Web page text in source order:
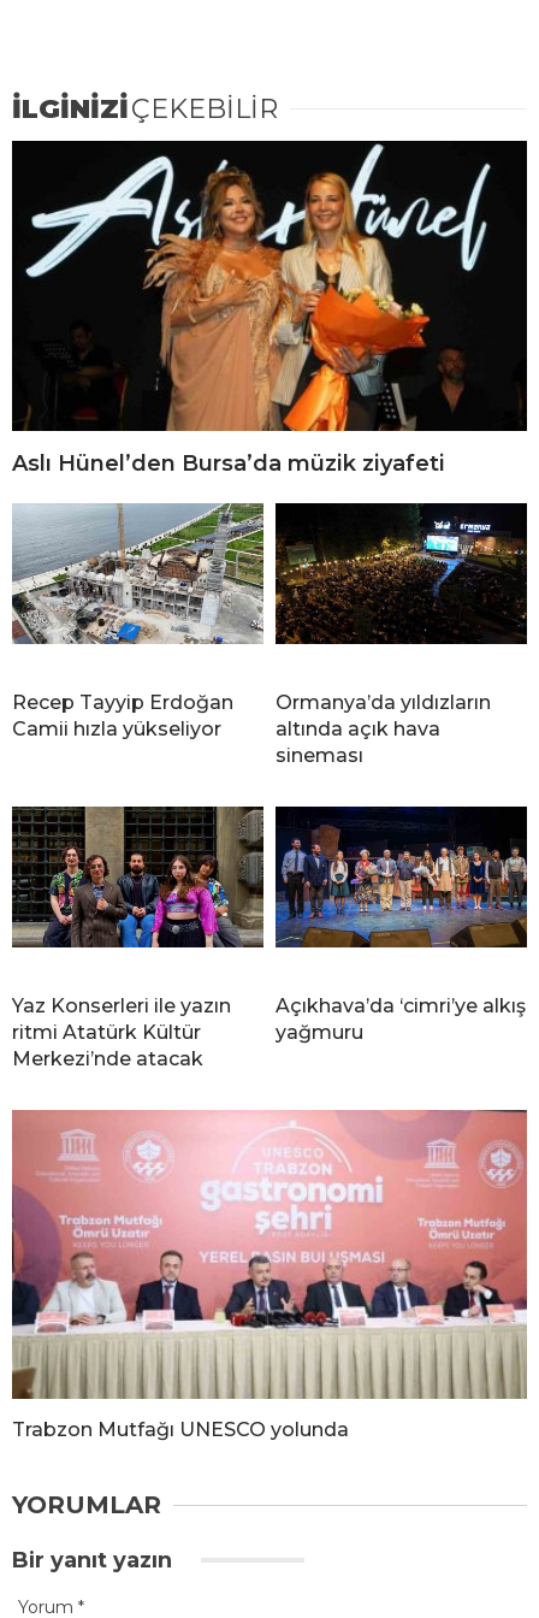
İLGİNİZİÇEKEBİLİR
Aslı Hünel’den Bursa’da müzik ziyafeti
Recep Tayyip Erdoğan
Camii hızla yükseliyor
Ormanya’da yıldızların
altında açık hava
sineması
Yaz Konserleri ile yazın
ritmi Atatürk Kültür
Merkezi’nde atacak
Açıkhava’da ‘cimri’ye alkış
yağmuru
Trabzon Mutfağı UNESCO yolunda
YORUMLAR
Bir yanıt yazın
Yorum *